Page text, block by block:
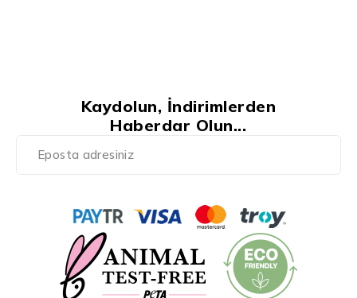
Kaydolun, İndirimlerden
Haberdar Olun...